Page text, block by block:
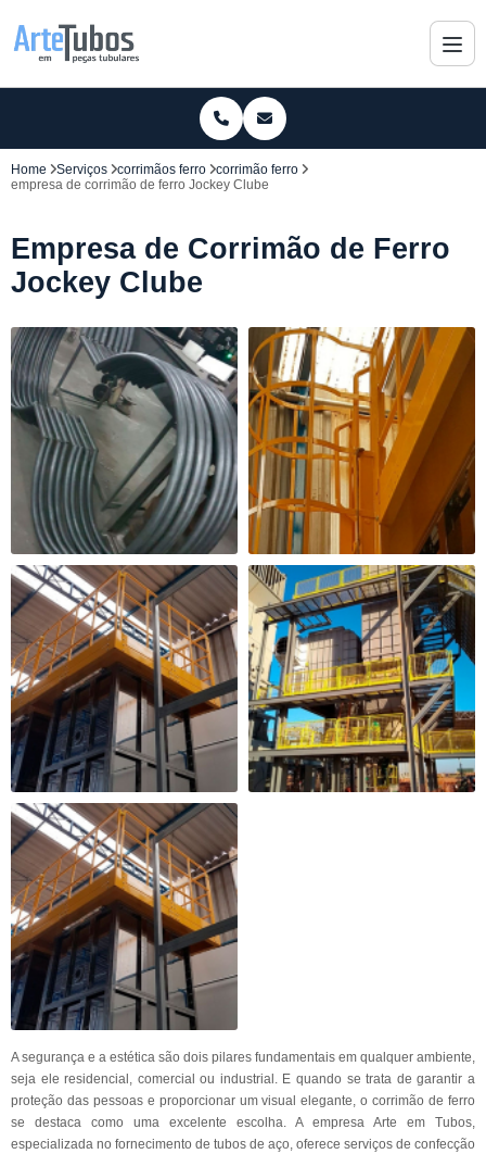
Home Serviços corrimãos ferro
corrimão ferro
empresa de corrimão de ferro Jockey Clube
Empresa de Corrimão de Ferro
Jockey Clube
A segurança e a estética são dois pilares fundamentais em qualquer ambiente,
seja ele residencial, comercial ou industrial. E quando se trata de garantir a
proteção das pessoas e proporcionar um visual elegante, o corrimão de ferro
se destaca como uma excelente escolha. A empresa Arte em Tubos,
especializada no fornecimento de tubos de aço, oferece serviços de confecção